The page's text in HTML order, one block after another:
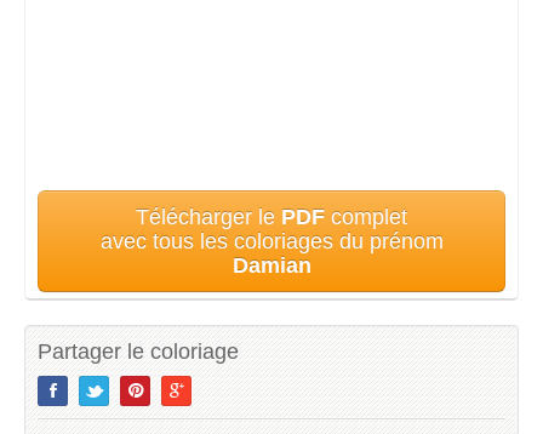
Télécharger le PDF complet
avec tous les coloriages du prénom
Damian
Partager le coloriage